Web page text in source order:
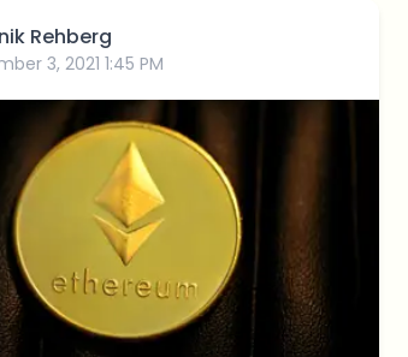
Rehberg
3, 2021 1:45 PM